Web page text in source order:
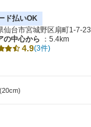
ド払いOK
仙台市宮城野区扇町1-7-23
の中心から
：5.4km
4.9(3件)
(20cm)